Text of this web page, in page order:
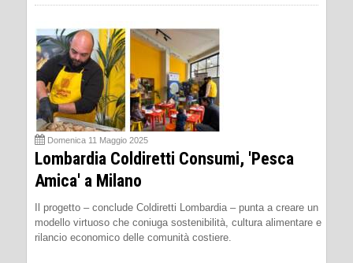
Domenica 11 Maggio 2025
Lombardia Coldiretti Consumi, 'Pesca
Amica' a Milano
Il progetto – conclude Coldiretti Lombardia – punta a creare un
modello virtuoso che coniuga sostenibilità, cultura alimentare e
rilancio economico delle comunità costiere.